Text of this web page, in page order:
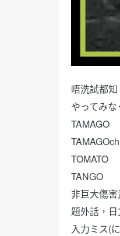
唔洗試都知
やってみ
TAMAGO
TOMATO
TANGO
非巨大傷害
題外話，
入力ミス(